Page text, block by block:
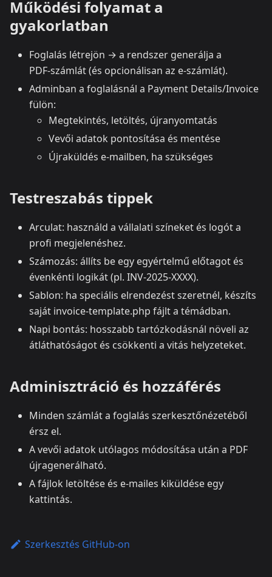
Működési folyamat a
gyakorlatban
Foglalás létrejön → a rendszer generálja a
PDF‑számlát (és opcionálisan az e‑számlát).
Adminban a foglalásnál a Payment Details/Invoice
fülön:
Megtekintés, letöltés, újranyomtatás
Vevői adatok pontosítása és mentése
Újraküldés e‑mailben, ha szükséges
Testreszabás tippek
Arculat: használd a vállalati színeket és logót a
profi megjelenéshez.
Számozás: állíts be egy egyértelmű előtagot és
évenkénti logikát (pl. INV-2025-XXXX).
Sablon: ha speciális elrendezést szeretnél, készíts
saját invoice-template.php fájlt a témádban.
Napi bontás: hosszabb tartózkodásnál növeli az
átláthatóságot és csökkenti a vitás helyzeteket.
Adminisztráció és hozzáférés
Minden számlát a foglalás szerkesztőnézetéből
érsz el.
A vevői adatok utólagos módosítása után a PDF
újragenerálható.
A fájlok letöltése és e‑mailes kiküldése egy
kattintás.
Szerkesztés GitHub-on